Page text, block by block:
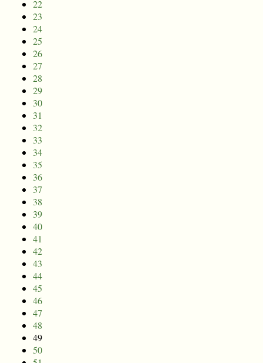
22
23
24
25
26
27
28
29
30
31
32
33
34
35
36
37
38
39
40
41
42
43
44
45
46
47
48
49
50